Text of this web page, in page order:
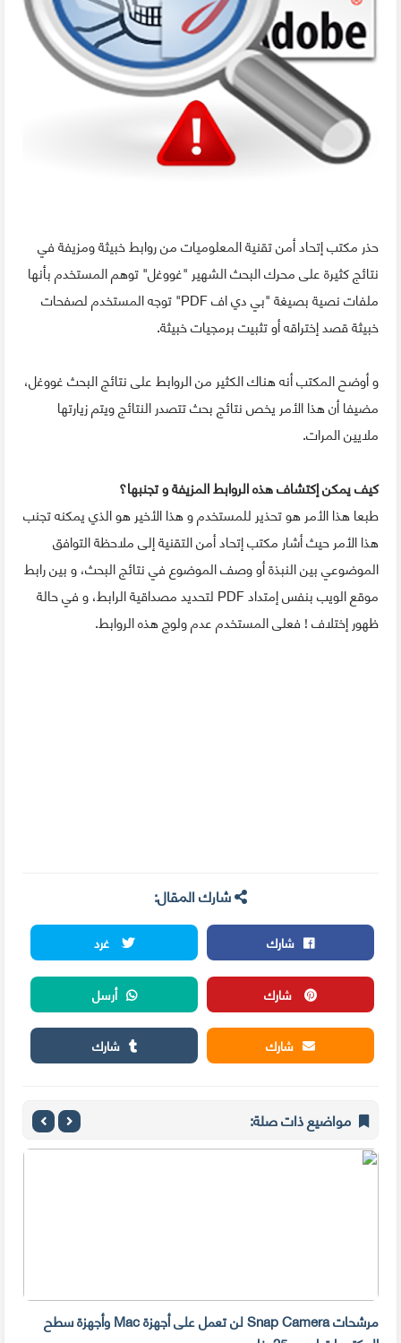
حذر مكتب إتحاد أمن تقنية المعلوميات من روابط خبيثة ومزيفة في
نتائج كثيرة على محرك البحث الشهير "غووغل" توهم المستخدم بأنها
ملفات نصية بصيغة "بي دي اف PDF" توجه المستخدم لصفحات
خبيثة قصد إختراقه أو تثبيت برمجيات خبيثة.
و أوضح المكتب أنه هناك الكثير من الروابط على نتائج البحث غووغل،
مضيفا أن هذا الأمر يخص نتائج بحث تتصدر النتائج ويتم زيارتها
ملايين المرات.
كيف يمكن إكتشاف هذه الروابط المزيفة و تجنبها؟
طبعا هذا الأمر هو تحذير للمستخدم و هذا الأخير هو الذي يمكنه تجنب
هذا الأمر حيث أشار مكتب إتحاد أمن التقنية إلى ملاحظة التوافق
الموضوعي بين النبذة أو وصف الموضوع في نتائج البحث، و بين رابط
موقع الويب بنفس إمتداد PDF لتحديد مصداقية الرابط، و في حالة
ظهور إختلاف ! فعلى المستخدم عدم ولوج هذه الروابط.
شارك المقال:
شارك
غرد
شارك
أرسل
شارك
شارك
مواضيع ذات صلة:
مرشحات Snap Camera لن تعمل على أجهزة Mac وأجهزة سطح